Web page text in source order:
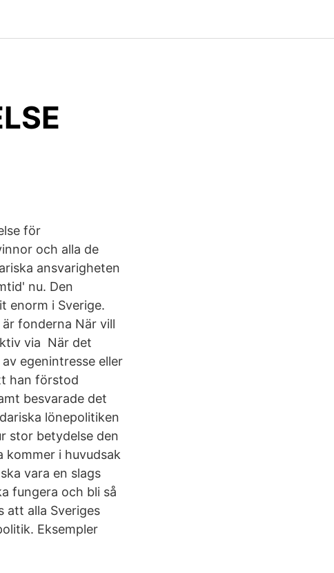
för
och alla de
ansvarigheten
nu. Den
enorm i Sverige.
fonderna När vill
via När det
egenintresse eller
han förstod
besvarade det
lönepolitiken
stor betydelse den
kommer i huvudsak
vara en slags
fungera och bli så
att alla Sveriges
Eksempler